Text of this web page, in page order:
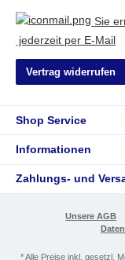
Sie
jederzeit per E-Mail
Vertrag widerrufen
Shop Service
Informationen
Zahlungs- und
Unsere AGB
* Alle Preise inkl. gesetzl.